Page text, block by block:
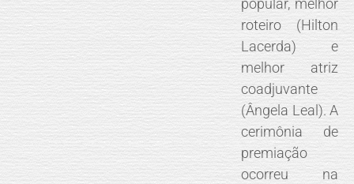
popular, melhor
roteiro (Hilton
Lacerda) e
melhor atriz
coadjuvante
(Ângela Leal). A
cerimônia de
premiação
ocorreu na